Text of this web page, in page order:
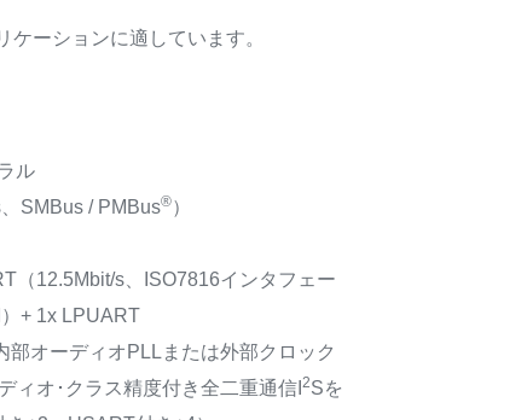
ーションに適しています。
ル
SMBus / PMBus®）
（12.5Mbit/s、ISO7816インタフェー
+ 1x LPUART
部オーディオPLLまたは外部クロック
ィオ･クラス精度付き全二重通信I 2Sを